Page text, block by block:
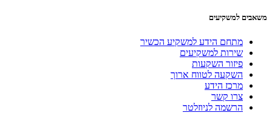
משאבים למשקיעים
מתחם הידע למשקיע הכשיר
שירות למשקיעים
פיזור השקעות
השקעה לטווח ארוך
מרכז הידע
צרו קשר
הרשמה לניוזלטר